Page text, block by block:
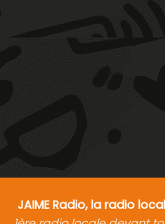
JAIME Radio, la radio